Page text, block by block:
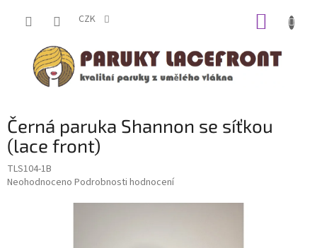
CZK
Černá paruka Shannon se síťkou
(lace front)
TLS104-1B
Průměrné
Neohodnoceno Podrobnosti hodnocení